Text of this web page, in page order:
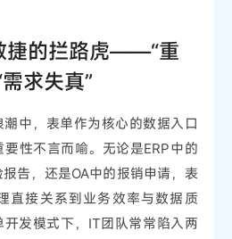
捷的拦路虎——“重
求失真”
中，表单作为核心的数据入口
性不言而喻。无论是ERP中的
告，还是OA中的报销申请，表
直接关系到业务效率与数据质
发模式下，IT团队常常陷入两